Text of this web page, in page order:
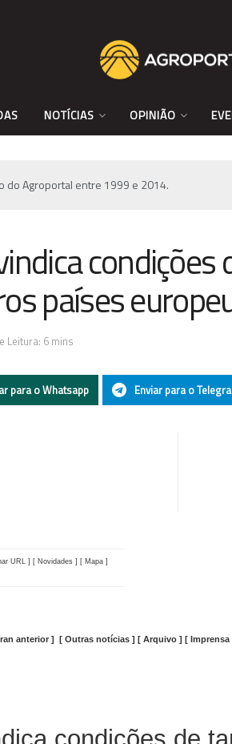
NOTÍCIAS OPINIÃO
do Agroportal entre 1999 e 2014.
condições
países
Leitura: 6 mins
para o Whatsapp Enviar para o
URL ] [ Novidades ] [ Mapa ]
anterior ] [ Outras notícias ] [ Arquivo ] [ Imprensa